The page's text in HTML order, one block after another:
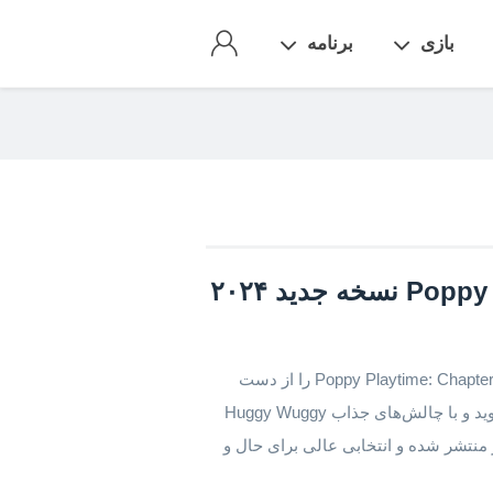
بازی برنامه
اگر دنبال یک بازی ترسناک و هیجان‌انگیز هستید، بازی Poppy Playtime: Chapter 3 را از دست
ندهید!در دنیای عجیب و غریب Poppy Playtime غرق شوید و با چالش‌های جذاب Huggy Wuggy
این بازی اکشن و دلهره‌آور در تاریخ 15 اکتبر منتشر شده و انتخابی عالی برای حال و